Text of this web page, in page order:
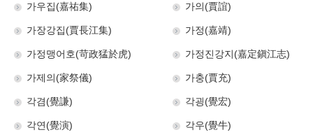
가우집(嘉祐集) 가의(賈誼)
가장강집(賈長江集) 가정(嘉靖)
가정맹어호(苛政猛於虎) 가정진강지(嘉定鎭江志)
가제의(家祭儀) 가충(賈充)
각겸(覺謙) 각굉(覺宏)
각연(覺演) 각우(覺牛)